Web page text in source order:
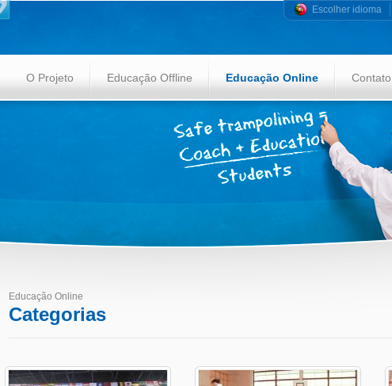
Escolher idioma
O Projeto Educação Offline Educação Online Contato
Educação Online
Categorias